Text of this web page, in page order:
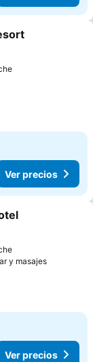
Ver precios
y masajes
Ver precios